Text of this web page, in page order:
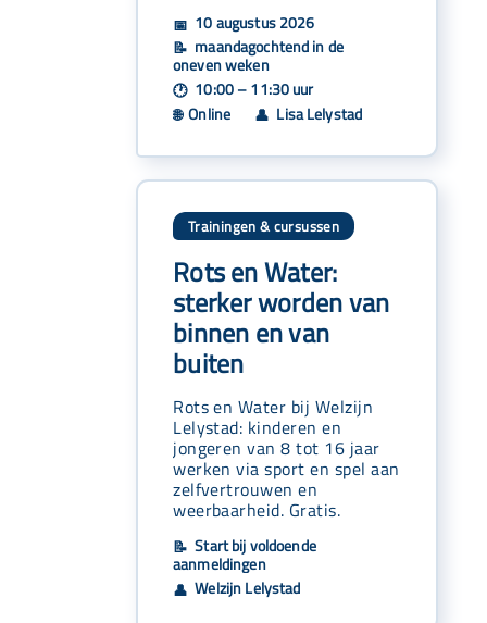
📅 10 augustus 2026
📝 maandagochtend in de
oneven weken
🕐 10:00 – 11:30 uur
🌐 Online 👤 Lisa Lelystad
Trainingen & cursussen
Rots en Water:
sterker worden van
binnen en van
buiten
Rots en Water bij Welzijn
Lelystad: kinderen en
jongeren van 8 tot 16 jaar
werken via sport en spel aan
zelfvertrouwen en
weerbaarheid. Gratis.
📝 Start bij voldoende
aanmeldingen
👤 Welzijn Lelystad